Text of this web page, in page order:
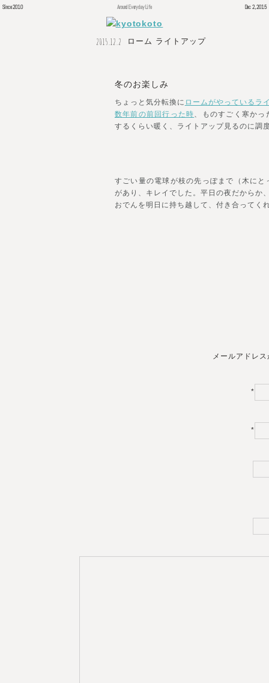
Since 2010 Around Everyday Life Dec 2, 2015
2015.12.2 ローム ライトアップ
冬のお楽しみ
ちょっと気分転換に ロームがやっているラ
数年前の前回行った時、ものすごく寒かっ
するくらい暖く、ライトアップ見るのに調
すごい量の電球が枝の先っぽまで（木に
があり、キレイでした。平日の夜だからか
おでんを明日に持ち越して、付き合ってく
メールアドレ
*
*